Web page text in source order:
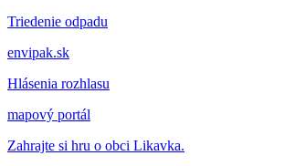
Triedenie odpadu
envipak.sk
Hlásenia rozhlasu
mapový portál
Zahrajte si hru o obci Likavka.